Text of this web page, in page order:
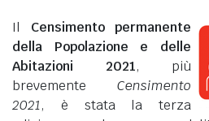
Il Censimento permanente
della Popolazione e delle
Abitazioni 2021, più
brevemente Censimento
2021, è stata la terza